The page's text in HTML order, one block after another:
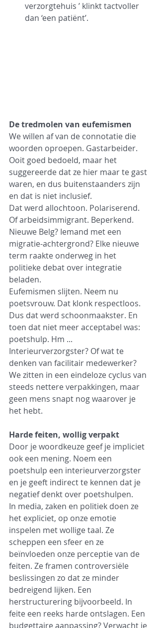
verzorgtehuis ’ klinkt tactvoller
dan ‘een patiënt’.
De tredmolen van eufemismen
We willen af van de connotatie die
woorden oproepen. Gastarbeider.
Ooit goed bedoeld, maar het
suggereerde dat ze hier maar te gast
waren, en dus buitenstaanders zijn
en dat is niet inclusief.
Dat werd allochtoon. Polariserend.
Of arbeidsimmigrant. Beperkend.
Nieuwe Belg? Iemand met een
migratie-achtergrond? Elke nieuwe
term raakte onderweg in het
politieke debat over integratie
beladen.
Eufemismen slijten. Neem nu
poetsvrouw. Dat klonk respectloos.
Dus dat werd schoonmaakster. En
toen dat niet meer acceptabel was:
poetshulp. Hm ...
Interieurverzorgster? Of wat te
denken van facilitair medewerker?
We zitten in een eindeloze cyclus van
steeds nettere verpakkingen, maar
geen mens snapt nog waarover je
het hebt.
Harde feiten, wollig verpakt
Door je woordkeuze geef je impliciet
ook een mening. Noem een
poetshulp een interieurverzorgster
en je geeft indirect te kennen dat je
negatief denkt over poetshulpen.
In media, zaken en politiek doen ze
het expliciet, op onze emotie
inspelen met wollige taal. Ze
scheppen een sfeer en ze
beïnvloeden onze perceptie van de
feiten. Ze framen controversiële
beslissingen zo dat ze minder
bedreigend lijken. Een
herstructurering bijvoorbeeld. In
feite een reeks harde ontslagen. Een
budgettaire aanpassing? Verwacht je